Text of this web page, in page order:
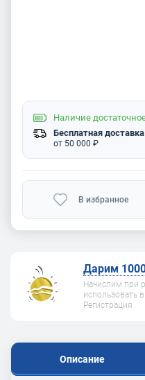
Наличие
Бесплатная доставка
от 50 000 ₽
В избранное
Дарим
Начислим при
использовать
Регистрация
Описание